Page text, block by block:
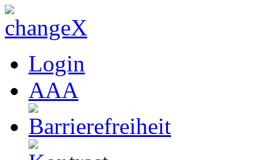
Login
AAA